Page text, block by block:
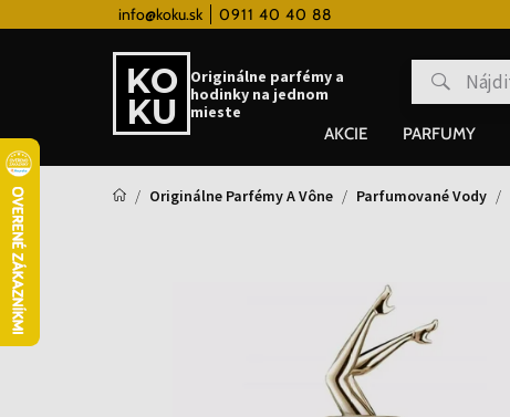
info@koku.sk 0911 40 40 88Vernostný systém
Originálne parfémy a
hodinky na jednom
mieste
AKCIE PARFUMY
Originálne Parfémy A Vône Parfumované Vody